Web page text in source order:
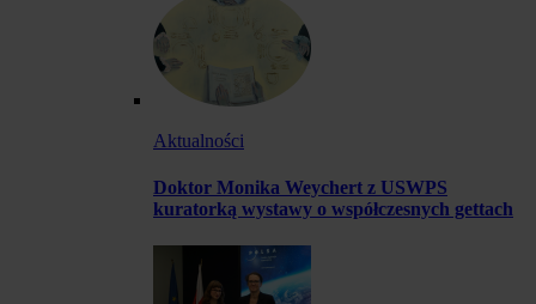
Aktualności
Doktor Monika Weychert z USWPS
kuratorką wystawy o współczesnych gettach